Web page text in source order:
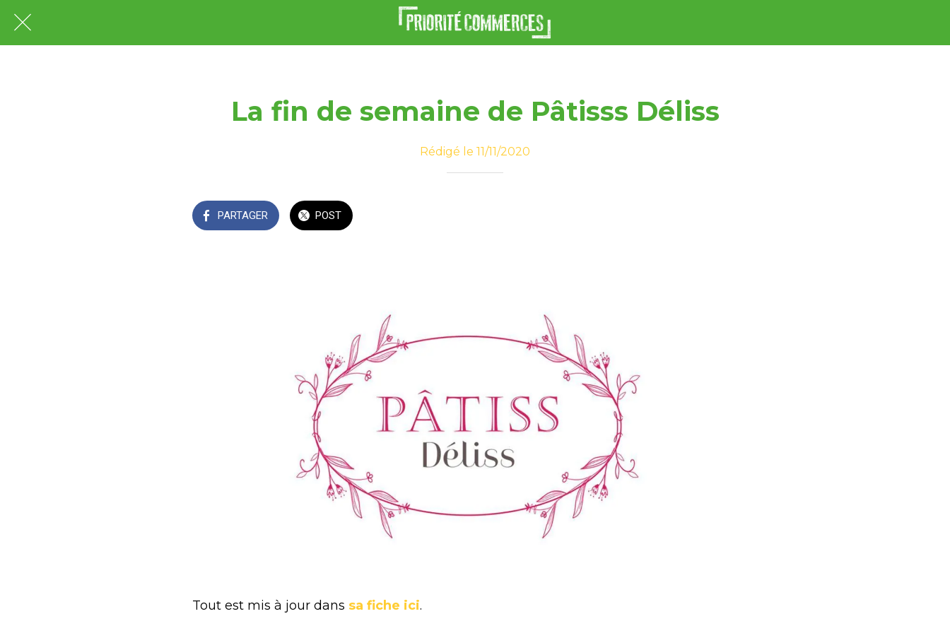
La fin de semaine de Pâtisss Déliss
Rédigé le 11/11/2020
PARTAGER POST
Tout est mis à jour dans sa fiche ici.